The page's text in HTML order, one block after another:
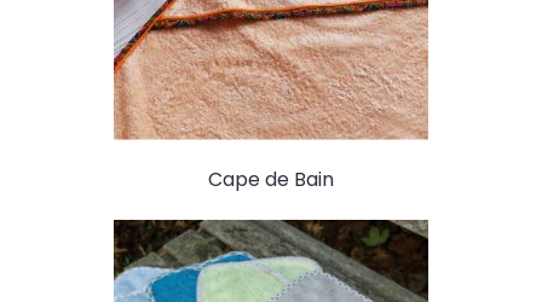
Cape de Bain